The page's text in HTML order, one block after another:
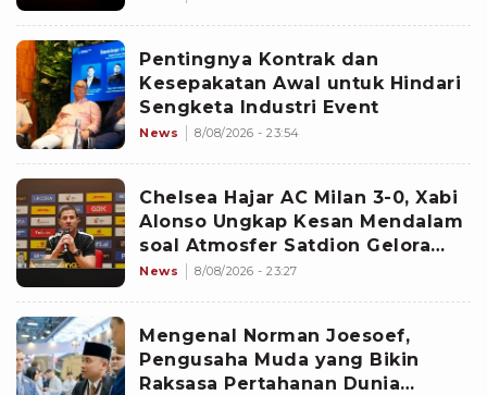
Pentingnya Kontrak dan
Kesepakatan Awal untuk Hindari
Sengketa Industri Event
News 8/08/2026 - 23:54
Chelsea Hajar AC Milan 3-0, Xabi
Alonso Ungkap Kesan Mendalam
soal Atmosfer Satdion Gelora
Bung Karno
News 8/08/2026 - 23:27
Mengenal Norman Joesoef,
Pengusaha Muda yang Bikin
Raksasa Pertahanan Dunia